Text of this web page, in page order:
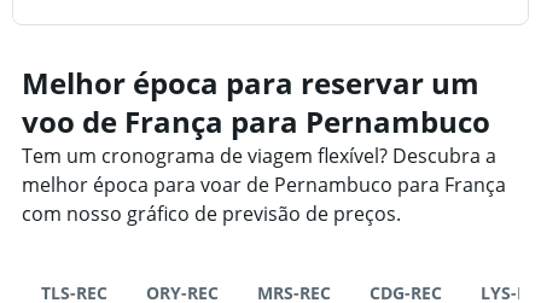
Melhor época para reservar um
voo de França para Pernambuco
Tem um cronograma de viagem flexível? Descubra a
melhor época para voar de Pernambuco para França
com nosso gráfico de previsão de preços.
TLS-REC ORY-REC MRS-REC CDG-REC LYS-